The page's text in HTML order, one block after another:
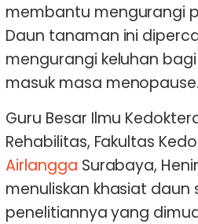
membantu mengurangi
Daun tanaman ini
mengurangi keluhan
masuk masa menopause.
Guru Besar Ilmu
Rehabilitas, Fakultas
Airlangga Surabaya,
menuliskan khasiat daun
penelitiannya yang